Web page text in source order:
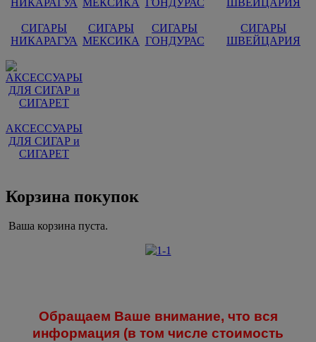
СИГАРЫ
НИКАРАГУА
СИГАРЫ
МЕКСИКА
СИГАРЫ
ГОНДУРАС
СИГАРЫ
ШВЕЙЦАРИЯ
АКСЕССУАРЫ
ДЛЯ СИГАР и
СИГАРЕТ
Корзина покупок
Ваша корзина пуста.
Обращаем Ваше внимание, что вся
информация (в том числе стоимость